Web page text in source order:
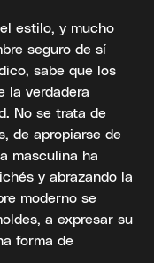
estilo, y mucho
seguro de sí
sabe que los
la verdadera
No se trata de
de apropiarse de
masculina ha
y abrazando la
moderno se
a expresar su
forma de